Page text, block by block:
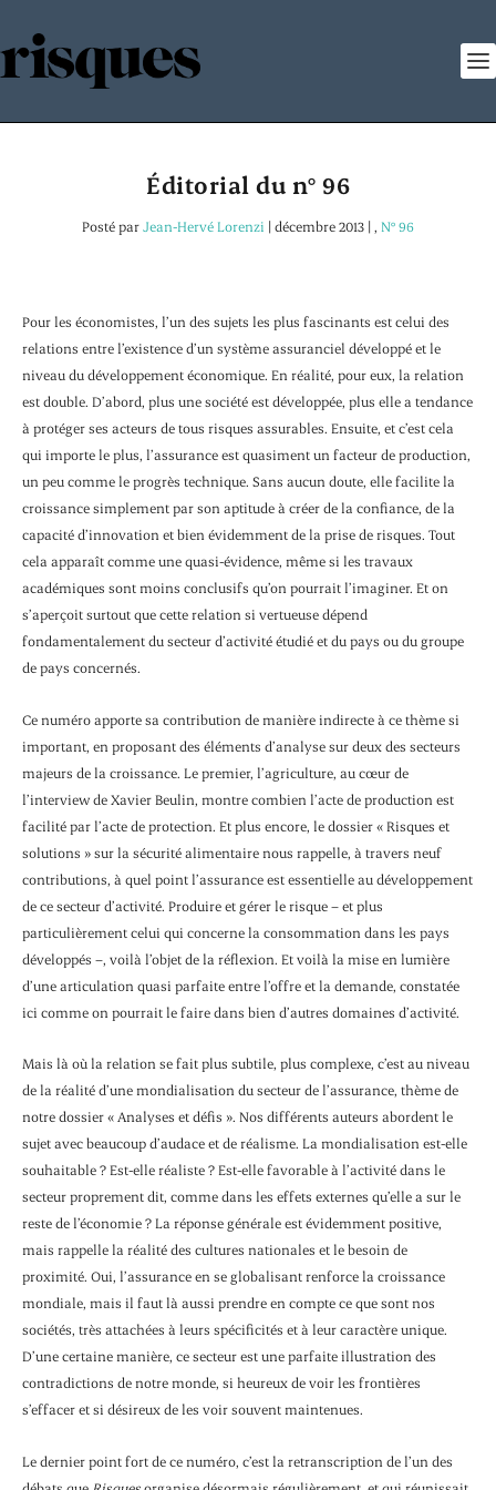
Éditorial du n° 96
Posté parJean-Hervé Lorenzi |décembre 2013 | , N° 96
Pour les économistes, l’un des sujets les plus fascinants est celui des
relations entre l’existence d’un système assuranciel développé et le
niveau du développement économique. En réalité, pour eux, la relation
est double. D’abord, plus une société est développée, plus elle a tendance
à protéger ses acteurs de tous risques assurables. Ensuite, et c’est cela
qui importe le plus, l’assurance est quasiment un facteur de production,
un peu comme le progrès technique. Sans aucun doute, elle facilite la
croissance simplement par son aptitude à créer de la confiance, de la
capacité d’innovation et bien évidemment de la prise de risques. Tout
cela apparaît comme une quasi-évidence, même si les travaux
académiques sont moins conclusifs qu’on pourrait l’imaginer. Et on
s’aperçoit surtout que cette relation si vertueuse dépend
fondamentalement du secteur d’activité étudié et du pays ou du groupe
de pays concernés.
Ce numéro apporte sa contribution de manière indirecte à ce thème si
important, en proposant des éléments d’analyse sur deux des secteurs
majeurs de la croissance. Le premier, l’agriculture, au cœur de
l’interview de Xavier Beulin, montre combien l’acte de production est
facilité par l’acte de protection. Et plus encore, le dossier « Risques et
solutions » sur la sécurité alimentaire nous rappelle, à travers neuf
contributions, à quel point l’assurance est essentielle au développement
de ce secteur d’activité. Produire et gérer le risque – et plus
particulièrement celui qui concerne la consommation dans les pays
développés –, voilà l’objet de la réflexion. Et voilà la mise en lumière
d’une articulation quasi parfaite entre l’offre et la demande, constatée
ici comme on pourrait le faire dans bien d’autres domaines d’activité.
Mais là où la relation se fait plus subtile, plus complexe, c’est au niveau
de la réalité d’une mondialisation du secteur de l’assurance, thème de
notre dossier « Analyses et défis ». Nos différents auteurs abordent le
sujet avec beaucoup d’audace et de réalisme. La mondialisation est-elle
souhaitable ? Est-elle réaliste ? Est-elle favorable à l’activité dans le
secteur proprement dit, comme dans les effets externes qu’elle a sur le
reste de l’économie ? La réponse générale est évidemment positive,
mais rappelle la réalité des cultures nationales et le besoin de
proximité. Oui, l’assurance en se globalisant renforce la croissance
mondiale, mais il faut là aussi prendre en compte ce que sont nos
sociétés, très attachées à leurs spécificités et à leur caractère unique.
D’une certaine manière, ce secteur est une parfaite illustration des
contradictions de notre monde, si heureux de voir les frontières
s’effacer et si désireux de les voir souvent maintenues.
Le dernier point fort de ce numéro, c’est la retranscription de l’un des